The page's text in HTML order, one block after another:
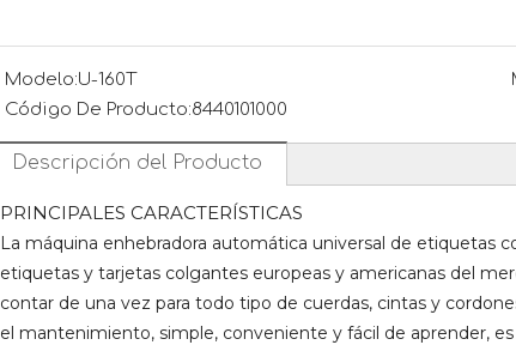
Modelo:U-160T
Código De Producto:8440101000
Descripción del Producto
PRINCIPALES CARACTERÍSTICAS
La máquina enhebradora automática universal de etiquetas
etiquetas y tarjetas colgantes europeas y americanas del
contar de una vez para todo tipo de cuerdas, cintas y
el mantenimiento, simple, conveniente y fácil de aprender,